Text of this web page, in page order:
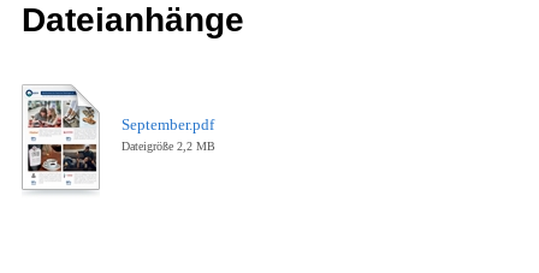
Dateianhänge
September.pdf
Dateigröße 2,2 MB